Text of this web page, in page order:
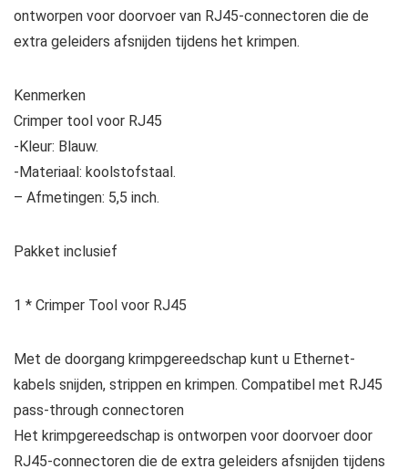
ontworpen voor doorvoer van RJ45-connectoren die de
extra geleiders afsnijden tijdens het krimpen.
Kenmerken
Crimper tool voor RJ45
-Kleur: Blauw.
-Materiaal: koolstofstaal.
– Afmetingen: 5,5 inch.
Pakket inclusief
1 * Crimper Tool voor RJ45
Met de doorgang krimpgereedschap kunt u Ethernet-
kabels snijden, strippen en krimpen. Compatibel met RJ45
pass-through connectoren
Het krimpgereedschap is ontworpen voor doorvoer door
RJ45-connectoren die de extra geleiders afsnijden tijdens